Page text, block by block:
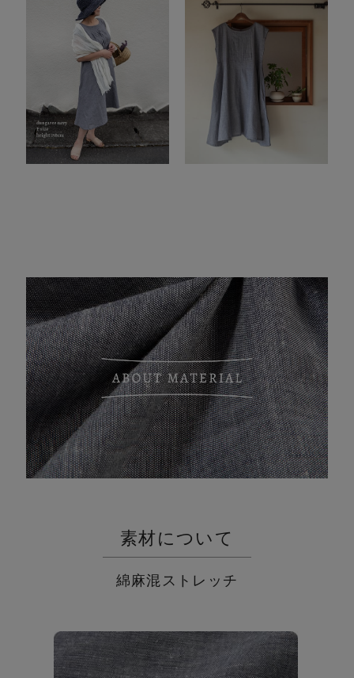
素材について
綿麻混ストレッチ